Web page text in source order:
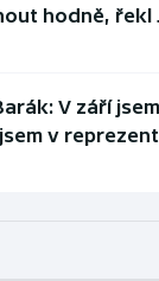
hodně, řekl
V září
v